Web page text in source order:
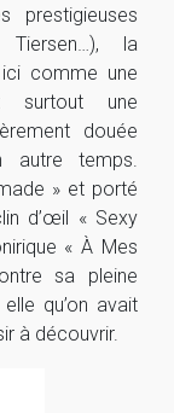
prestigieuses
Tiersen…), la
comme une
surtout une
douée
autre temps.
» et porté
d’œil « Sexy
« À Mes
sa pleine
qu’on avait
à découvrir.